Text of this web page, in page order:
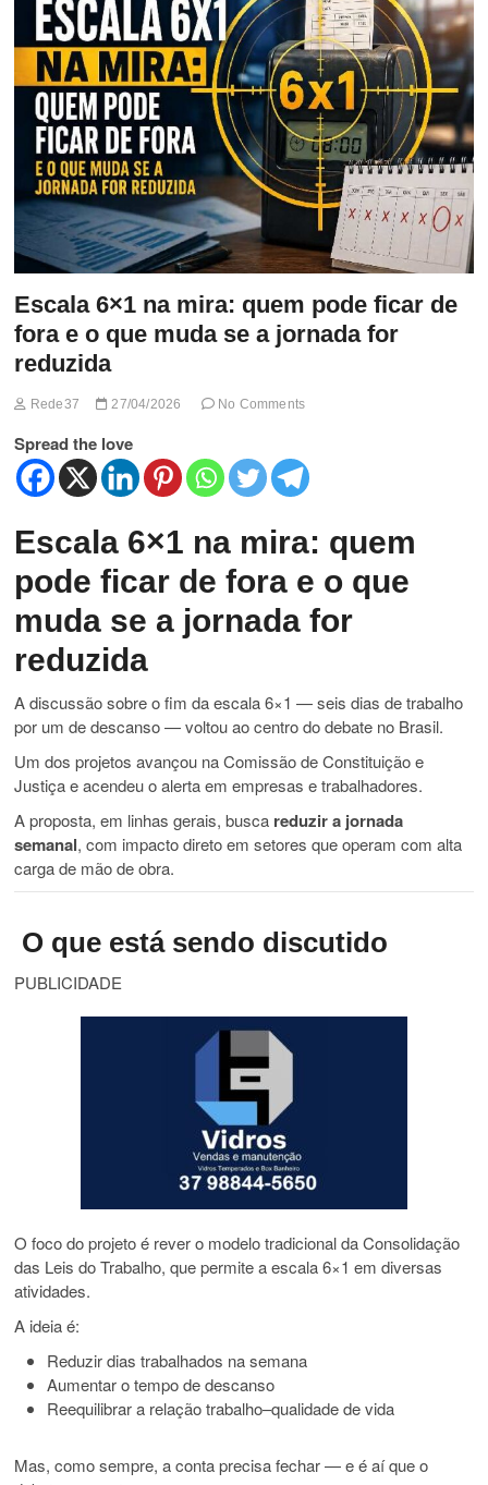
t
t
o
n
Escala 6×1 na mira: quem pode ficar de
fora e o que muda se a jornada for
reduzida
Rede37 27/04/2026 No Comments
Spread the love
Escala 6×1 na mira: quem
pode ficar de fora e o que
muda se a jornada for
reduzida
A discussão sobre o fim da escala 6×1 — seis dias de trabalho
por um de descanso — voltou ao centro do debate no Brasil.
Um dos projetos avançou naComissão de Constituição e
Justiçae acendeu o alerta em empresas e trabalhadores.
A proposta, em linhas gerais, busca reduzir a jornada
semanal, com impacto direto em setores que operam com alta
carga de mão de obra.
O que está sendo discutido
PUBLICIDADE
O foco do projeto é rever o modelo tradicional daConsolidação
das Leis do Trabalho, que permite a escala 6×1 em diversas
atividades.
A ideia é:
Reduzir dias trabalhados na semana
Aumentar o tempo de descanso
Reequilibrar a relação trabalho–qualidade de vida
Mas, como sempre, a conta precisa fechar — e é aí que o